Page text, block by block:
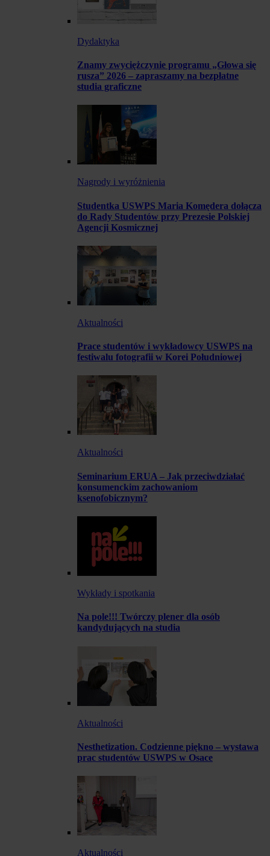
Dydaktyka
Znamy zwyciężczynie programu „Głowa się
rusza” 2026 – zapraszamy na bezpłatne
studia graficzne
Nagrody i wyróżnienia
Studentka USWPS Maria Komędera dołącza
do Rady Studentów przy Prezesie Polskiej
Agencji Kosmicznej
Aktualności
Prace studentów i wykładowcy USWPS na
festiwalu fotografii w Korei Południowej
Aktualności
Seminarium ERUA – Jak przeciwdziałać
konsumenckim zachowaniom
ksenofobicznym?
Wykłady i spotkania
Na pole!!! Twórczy plener dla osób
kandydujących na studia
Aktualności
Nesthetization. Codzienne piękno – wystawa
prac studentów USWPS w Osace
Aktualności